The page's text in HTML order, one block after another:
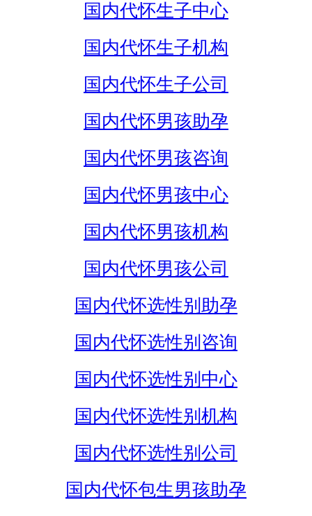
国内代怀生子中心
国内代怀生子机构
国内代怀生子公司
国内代怀男孩助孕
国内代怀男孩咨询
国内代怀男孩中心
国内代怀男孩机构
国内代怀男孩公司
国内代怀选性别助孕
国内代怀选性别咨询
国内代怀选性别中心
国内代怀选性别机构
国内代怀选性别公司
国内代怀包生男孩助孕